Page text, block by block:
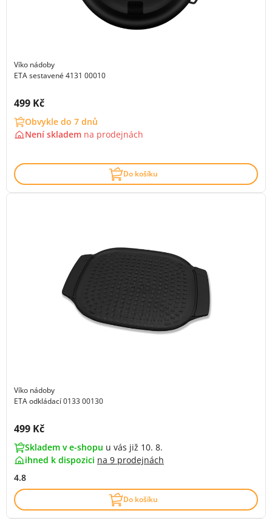
Víko nádoby
ETA sestavené 4131 00010
Cena s DPH:
499 Kč
Obvykle do 7 dnů
Není skladem na prodejnách
Do košíku
Víko nádoby
ETA odkládací 0133 00130
Cena s DPH:
499 Kč
Skladem v e-shopu u vás již 10. 8.
ihned k dispozici na 9 prodejnách
4.8
Do košíku